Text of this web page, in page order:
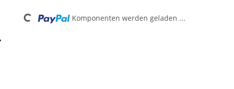
Loading... Komponenten werden geladen ...